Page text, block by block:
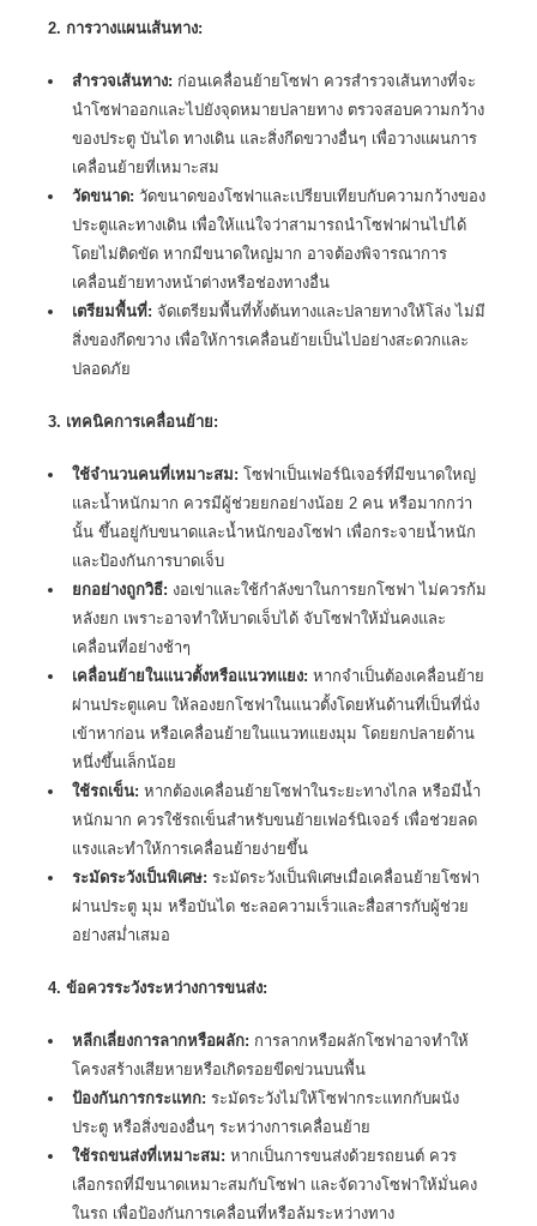
2. การวางแผนเส้นทาง:
สำรวจเส้นทาง: ก่อนเคลื่อนย้ายโซฟา ควรสำรวจเส้นทางที่จะ
นำโซฟาออกและไปยังจุดหมายปลายทาง ตรวจสอบความกว้าง
ของประตู บันได ทางเดิน และสิ่งกีดขวางอื่นๆ เพื่อวางแผนการ
เคลื่อนย้ายที่เหมาะสม
วัดขนาด: วัดขนาดของโซฟาและเปรียบเทียบกับความกว้างของ
ประตูและทางเดิน เพื่อให้แน่ใจว่าสามารถนำโซฟาผ่านไปได้
โดยไม่ติดขัด หากมีขนาดใหญ่มาก อาจต้องพิจารณาการ
เคลื่อนย้ายทางหน้าต่างหรือช่องทางอื่น
เตรียมพื้นที่: จัดเตรียมพื้นที่ทั้งต้นทางและปลายทางให้โล่ง ไม่มี
สิ่งของกีดขวาง เพื่อให้การเคลื่อนย้ายเป็นไปอย่างสะดวกและ
ปลอดภัย
3. เทคนิคการเคลื่อนย้าย:
ใช้จำนวนคนที่เหมาะสม: โซฟาเป็นเฟอร์นิเจอร์ที่มีขนาดใหญ่
และน้ำหนักมาก ควรมีผู้ช่วยยกอย่างน้อย 2 คน หรือมากกว่า
นั้น ขึ้นอยู่กับขนาดและน้ำหนักของโซฟา เพื่อกระจายน้ำหนัก
และป้องกันการบาดเจ็บ
ยกอย่างถูกวิธี: งอเข่าและใช้กำลังขาในการยกโซฟา ไม่ควรก้ม
หลังยก เพราะอาจทำให้บาดเจ็บได้ จับโซฟาให้มั่นคงและ
เคลื่อนที่อย่างช้าๆ
เคลื่อนย้ายในแนวตั้งหรือแนวทแยง: หากจำเป็นต้องเคลื่อนย้าย
ผ่านประตูแคบ ให้ลองยกโซฟาในแนวตั้งโดยหันด้านที่เป็นที่นั่ง
เข้าหาก่อน หรือเคลื่อนย้ายในแนวทแยงมุม โดยยกปลายด้าน
หนึ่งขึ้นเล็กน้อย
ใช้รถเข็น: หากต้องเคลื่อนย้ายโซฟาในระยะทางไกล หรือมีน้ำ
หนักมาก ควรใช้รถเข็นสำหรับขนย้ายเฟอร์นิเจอร์ เพื่อช่วยลด
แรงและทำให้การเคลื่อนย้ายง่ายขึ้น
ระมัดระวังเป็นพิเศษ: ระมัดระวังเป็นพิเศษเมื่อเคลื่อนย้ายโซฟา
ผ่านประตู มุม หรือบันได ชะลอความเร็วและสื่อสารกับผู้ช่วย
อย่างสม่ำเสมอ
4. ข้อควรระวังระหว่างการขนส่ง:
หลีกเลี่ยงการลากหรือผลัก: การลากหรือผลักโซฟาอาจทำให้
โครงสร้างเสียหายหรือเกิดรอยขีดข่วนบนพื้น
ป้องกันการกระแทก: ระมัดระวังไม่ให้โซฟากระแทกกับผนัง
ประตู หรือสิ่งของอื่นๆ ระหว่างการเคลื่อนย้าย
ใช้รถขนส่งที่เหมาะสม: หากเป็นการขนส่งด้วยรถยนต์ ควร
เลือกรถที่มีขนาดเหมาะสมกับโซฟา และจัดวางโซฟาให้มั่นคง
ในรถ เพื่อป้องกันการเคลื่อนที่หรือล้มระหว่างทาง